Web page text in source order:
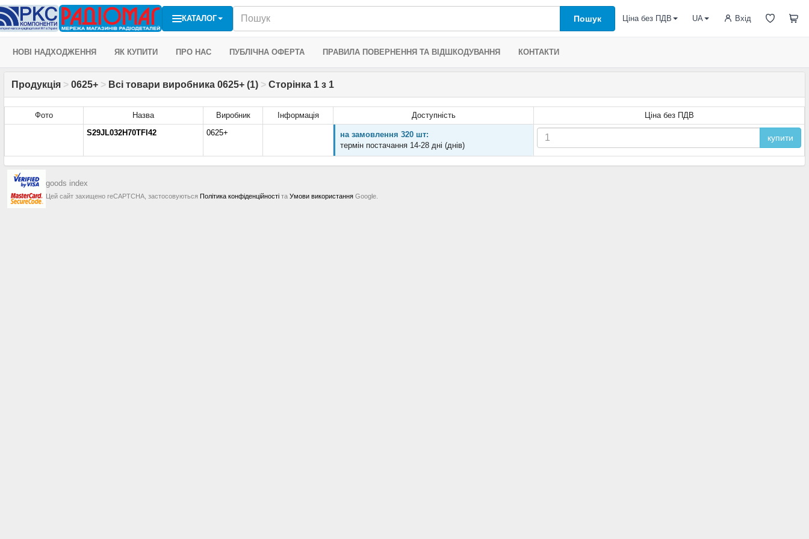
КАТАЛОГ Пошук Вхід
Ціна без ПДВ UA
НОВІ НАДХОДЖЕННЯ ЯК КУПИТИ ПРО НАС ПУБЛІЧНА ОФЕРТА ПРАВИЛА ПОВЕРНЕННЯ ТА ВІДШКОДУВАННЯ КОНТАКТИ
Продукція > 0625+ > Всі товари виробника 0625+ (1) > Сторінка 1 з 1
Фото Назва Виробник Інформація Доступність
Ціна без ПДВ
S29JL032H70TFI42
0625+
на замовлення 320 шт:
термін постачання 14-28 дні (днів)
купити
goods index
Цей сайт захищено reCAPTCHA, застосовуються Політика конфіденційності та Умови використання Google.